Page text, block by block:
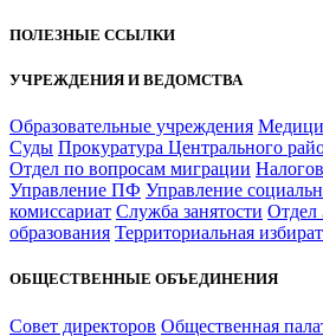
ПОЛЕЗНЫЕ ССЫЛКИ
УЧРЕЖДЕНИЯ И ВЕДОМСТВА
Образовательные учреждения
Суды Прокуратура Центрального
Отдел по вопросам миграции
Управление ПФ Управление
комиссариат Служба занятости
образования Территориальная
ОБЩЕСТВЕННЫЕ ОБЪЕДИНЕНИЯ
Совет директоров Общественная